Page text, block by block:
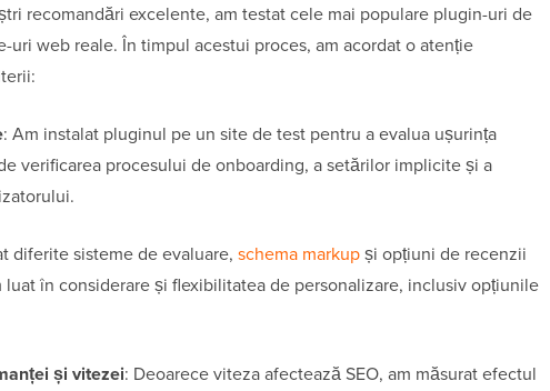
recomandări excelente, am testat cele mai populare plugin-uri de
uri web reale. În timpul acestui proces, am acordat o atenție
: Am instalat pluginul pe un site de test pentru a evalua ușurința
verificarea procesului de onboarding, a setărilor implicite și a
diferite sisteme de evaluare, schema markupși opțiuni de recenzii
în considerare și flexibilitatea de personalizare, inclusiv opțiunile
și vitezei: Deoarece viteza afectează SEO, am măsurat efectul